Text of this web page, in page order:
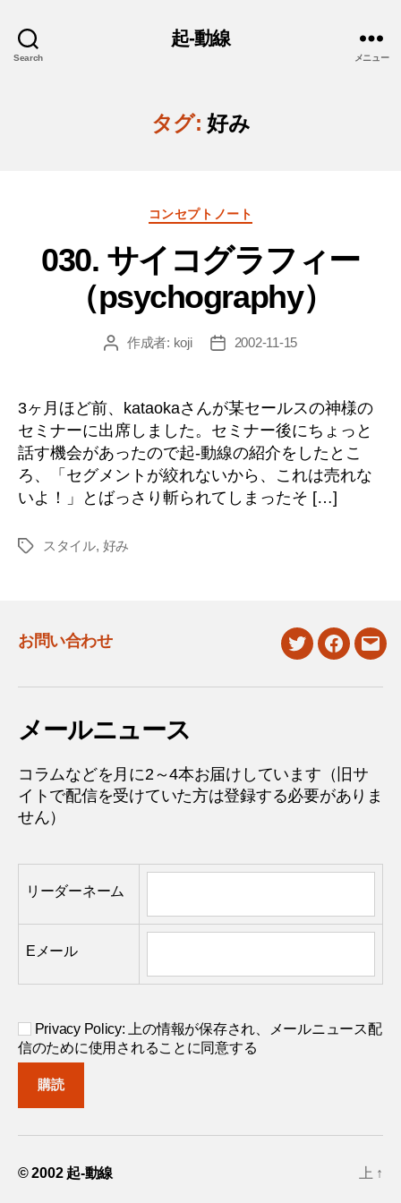
Search
起-動線
メニュー
タグ: 好み
カ
ゴ
リ
ー
コンセプトノート
030. サイコグラフィー
（psychography）
投 作成者: koji
投
2002-11-15
3ヶ月ほど前、kataokaさんが某セールスの神様の
セミナーに出席しました。セミナー後にちょっと
話す機会があったので起-動線の紹介をしたとこ
ろ、「セグメントが絞れないから、これは売れな
いよ！」とばっさり斬られてしまったそ […]
タ
スタイル, 好み
お問い合わせ
twitterfacebook
メールニュース
コラムなどを月に2～4本お届けしています（旧サ
イトで配信を受けていた方は登録する必要がありま
せん）
リーダーネーム
Eメール
Privacy Policy: 上の情報が保存され、メールニュース配
信のために使用されることに同意する
© 2002 起-動線 上 ↑